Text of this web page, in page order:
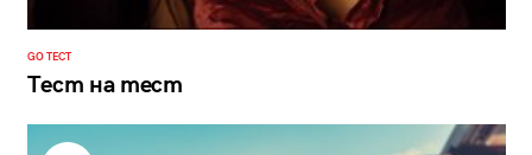
GO ТЕСТ
Тест на тест